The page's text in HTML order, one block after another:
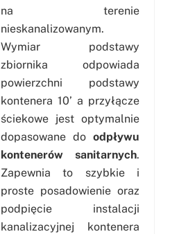
na terenie
nieskanalizowanym.
Wymiar podstawy
zbiornika odpowiada
powierzchni podstawy
kontenera 10’ a przyłącze
ściekowe jest optymalnie
dopasowane do odpływu
kontenerów sanitarnych.
Zapewnia to szybkie i
proste posadowienie oraz
podpięcie instalacji
kanalizacyjnej kontenera